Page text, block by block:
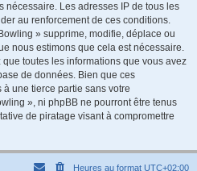
nécessaire. Les adresses IP de tous les
au renforcement de ces conditions.
» supprime, modifie, déplace ou
nous estimons que cela est nécessaire.
toutes les informations que vous avez
de données. Bien que ces
une tierce partie sans votre
», ni phpBB ne pourront être tenus
de piratage visant à compromettre
Heures au format UTC+02:00